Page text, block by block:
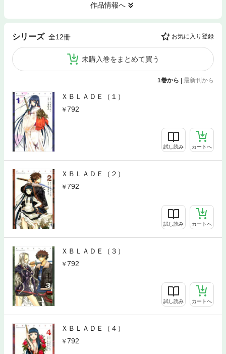
作品情報へ
シリーズ 全12冊 お気に入り登録
未購入巻をまとめて買う
1巻から | 最新刊から
ＸＢＬＡＤＥ（１）
792
試し読み カートへ
ＸＢＬＡＤＥ（２）
792
試し読み カートへ
ＸＢＬＡＤＥ（３）
792
試し読み カートへ
ＸＢＬＡＤＥ（４）
792